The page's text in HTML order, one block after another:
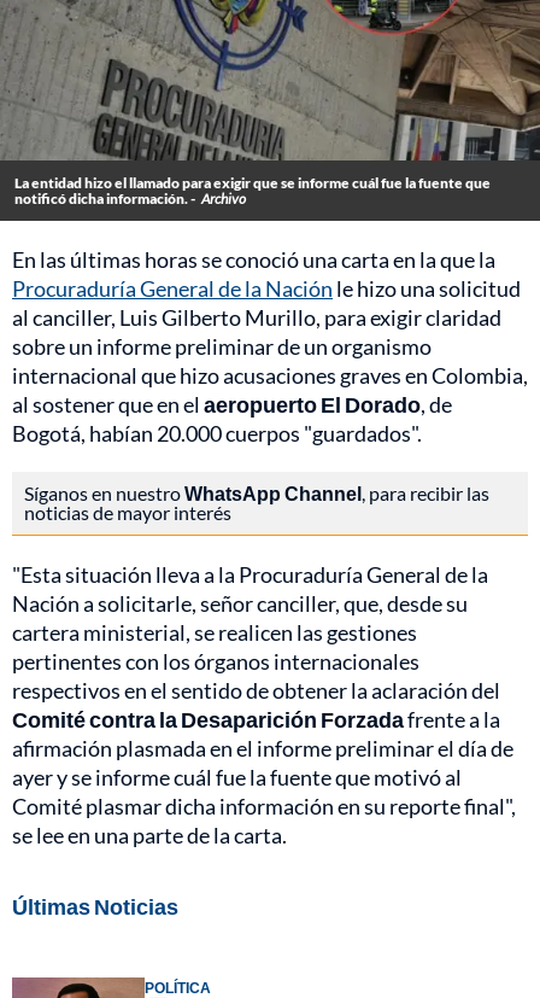
La entidad hizo el llamado para exigir que se informe cuál fue la fuente que
notificó dicha información. - Archivo
En las últimas horas se conoció una carta en la que la
Procuraduría General de la Nación le hizo una solicitud
al canciller, Luis Gilberto Murillo, para exigir claridad
sobre un informe preliminar de un organismo
internacional que hizo acusaciones graves en Colombia,
al sostener que en elaeropuerto El Dorado, de
Bogotá, habían 20.000 cuerpos "guardados".
Síganos en nuestroWhatsApp Channel, para recibir las
noticias de mayor interés
"Esta situación lleva a la Procuraduría General de la
Nación a solicitarle, señor canciller, que, desde su
cartera ministerial, se realicen las gestiones
pertinentes con los órganos internacionales
respectivos en el sentido de obtener la aclaración del
Comité contra la Desaparición Forzadafrente a la
afirmación plasmada en el informe preliminar el día de
ayer y se informe cuál fue la fuente que motivó al
Comité plasmar dicha información en su reporte final",
se lee en una parte de la carta.
Últimas Noticias
POLÍTICA